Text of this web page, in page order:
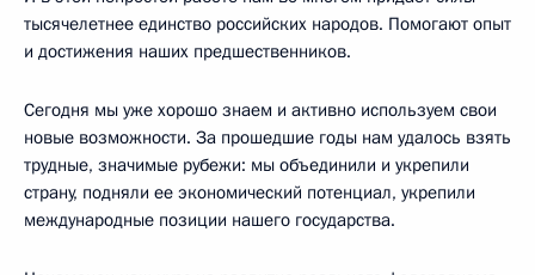
тысячелетнее единство российских народов. Помогают опыт
и достижения наших предшественников.
Сегодня мы уже хорошо знаем и активно используем свои
новые возможности. За прошедшие годы нам удалось взять
трудные, значимые рубежи: мы объединили и укрепили
страну, подняли ее экономический потенциал, укрепили
международные позиции нашего государства.